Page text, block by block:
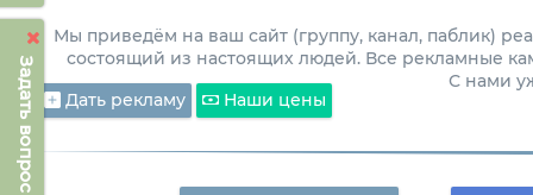
Задать вопрос
Мы приведём на ваш сайт (группу, канал, паблик)
состоящий из настоящих людей. Все рекламные
С нами
Дать рекламу
Наши цены